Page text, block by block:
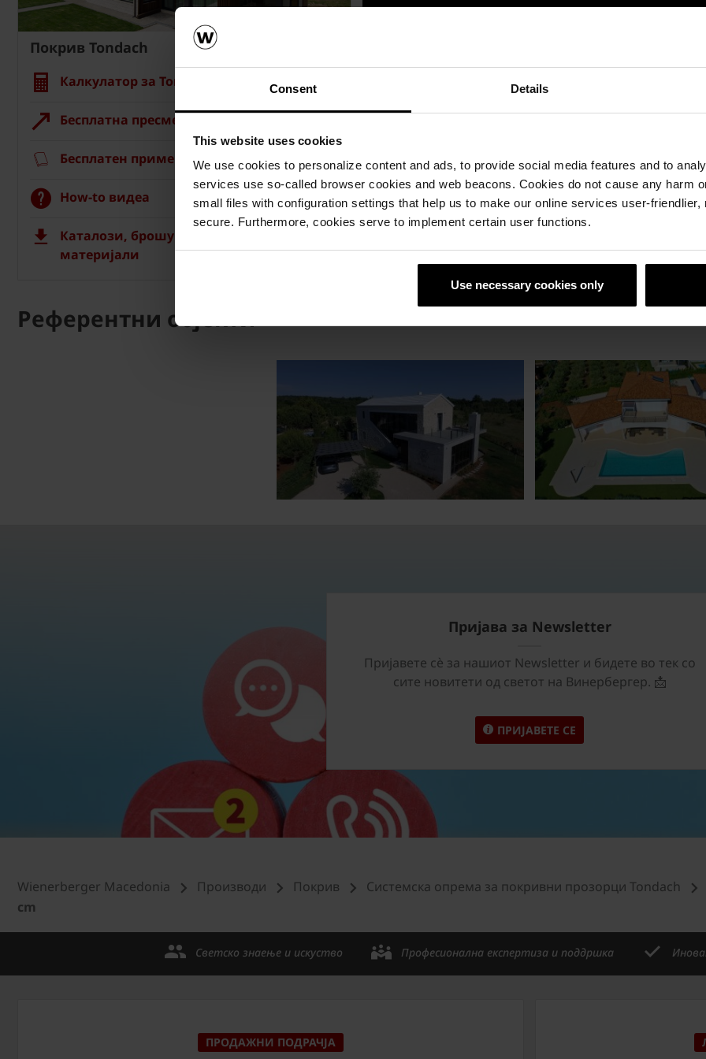
Consent Details
This website uses cookies
We use cookies to personalize content and ads, to provide social media features and to
services use so-called browser cookies and web beacons. Cookies do not cause any harm
small files with configuration settings that help us to make our online services user-friendlier,
secure. Furthermore, cookies serve to implement certain user functions.
Use necessary cookies only
Покрив Tondach
Калкулатор за Tondach покрив
Бесплатна пресметка на материјалот
Бесплатен примерок на ќерамида
How-to видеа
Каталози, брошури, технички
материјали
Референтни објекти
Пријава за Newsletter
Пријавете сѐ за нашиот Newsletter и бидете во тек со
сите новитети од светот на Винербергер. 📩
ПРИЈАВЕТЕ СЕ
Wienerberger Macedonia Производи Покрив
Системска опрема за покривни прозорци Tondach
cm
Светско знаење и искуство Професионална експертиза и поддршка
ПРОДАЖНИ ПОДРАЧЈА